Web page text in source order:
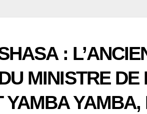
:
MINISTRE DE
YAMBA